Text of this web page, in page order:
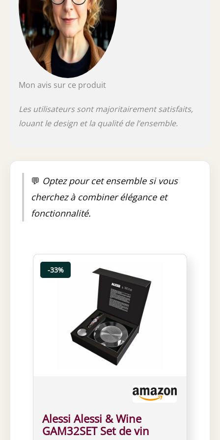
Mon avis sur ce produit
Les utilisateurs sont majoritairement satisfaits,
louant le design et la qualité de l’ensemble.
💬 Optez pour cet ensemble si vous
cherchez à combiner élégance et
fonctionnalité.
Alessi Alessi & Wine
GAM32SET Set de vin
-33%